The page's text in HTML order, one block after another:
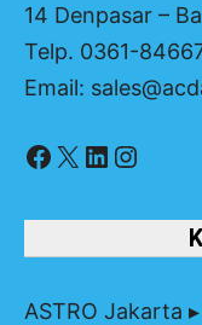
14 Denpasar –
Telp. 0361-
Email:
Facebook
X LinkedIn
ASTRO Jakarta